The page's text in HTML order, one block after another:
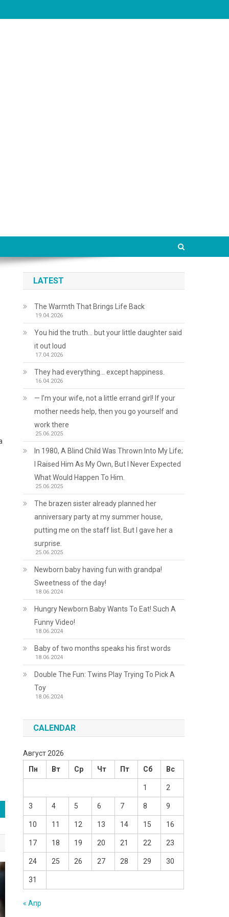
LATEST
The Warmth That Brings Life Back
19.04.2026
You hid the truth… but your little daughter said
it out loud
17.04.2026
They had everything… except happiness.
16.04.2026
— I’m your wife, not a little errand girl! If your
mother needs help, then you go yourself and
work there
25.06.2025
In 1980, A Blind Child Was Thrown Into My Life;
I Raised Him As My Own, But I Never Expected
What Would Happen To Him.
25.06.2025
The brazen sister already planned her
anniversary party at my summer house,
putting me on the staff list. But I gave her a
surprise.
25.06.2025
Newborn baby having fun with grandpa!
Sweetness of the day!
18.06.2024
Hungry Newborn Baby Wants To Eat! Such A
Funny Video!
18.06.2024
Baby of two months speaks his first words
18.06.2024
Double The Fun: Twins Play Trying To Pick A
Toy
18.06.2024
CALENDAR
Август 2026
Пн
Вт Ср Чт Пт Сб Вс
1 2
3 4 5 6 7 8 9
10 11 12 13 14 15 16
17 18 19 20 21 22 23
24 25 26 27 28 29 30
31
« Апр